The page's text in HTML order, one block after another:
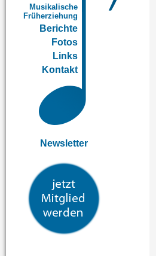
Musikalische
Früherziehung
Berichte
Fotos
Links
Kontakt
Newsletter